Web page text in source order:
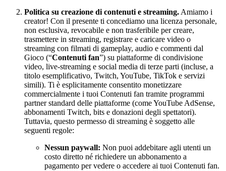
Politica su creazione di contenuti e streaming.Amiamo i
creator! Con il presente ti concediamo una licenza personale,
non esclusiva, revocabile e non trasferibile per creare,
trasmettere in streaming, registrare e caricare video o
streaming con filmati di gameplay, audio e commenti dal
Gioco (“Contenuti fan”) su piattaforme di condivisione
video, live-streaming e social media di terze parti (incluse, a
titolo esemplificativo, Twitch, YouTube, TikTok e servizi
simili). Ti è esplicitamente consentito monetizzare
commercialmente i tuoi Contenuti fan tramite programmi
partner standard delle piattaforme (come YouTube AdSense,
abbonamenti Twitch, bits e donazioni degli spettatori).
Tuttavia, questo permesso di streaming è soggetto alle
seguenti regole:
Nessun paywall: Non puoi addebitare agli utenti un
costo diretto né richiedere un abbonamento a
pagamento per vedere o accedere ai tuoi Contenuti fan.